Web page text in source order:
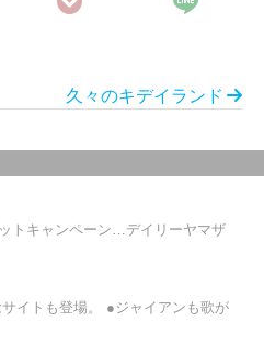
久々のキデイランド
トキャンペーン…デイリーヤマザ
イトも登場。 ●ジャイアンも歌が